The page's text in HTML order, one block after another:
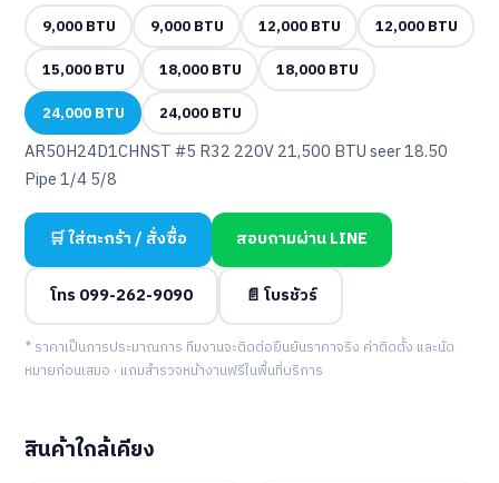
9,000 BTU
9,000 BTU 12,000 BTU
12,000 BTU
15,000 BTU
18,000 BTU
18,000 BTU
24,000 BTU
24,000 BTU
AR50H24D1CHNST #5 R32 220V 21,500 BTU seer 18.50
Pipe 1/4 5/8
🛒 ใส่ตะกร้า / สั่งซื้อ สอบถามผ่าน LINE
โทร 099-262-9090 📄 โบรชัวร์
* ราคาเป็นการประมาณการ ทีมงานจะติดต่อยืนยันราคาจริง ค่าติดตั้ง และนัด
หมายก่อนเสมอ · แถมสำรวจหน้างานฟรีในพื้นที่บริการ
สินค้าใกล้เคียง